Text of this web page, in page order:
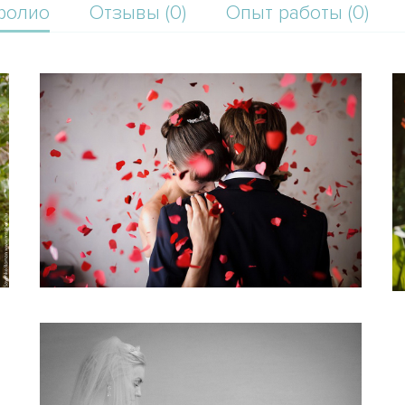
Отзывы (0) Опыт работы (0)